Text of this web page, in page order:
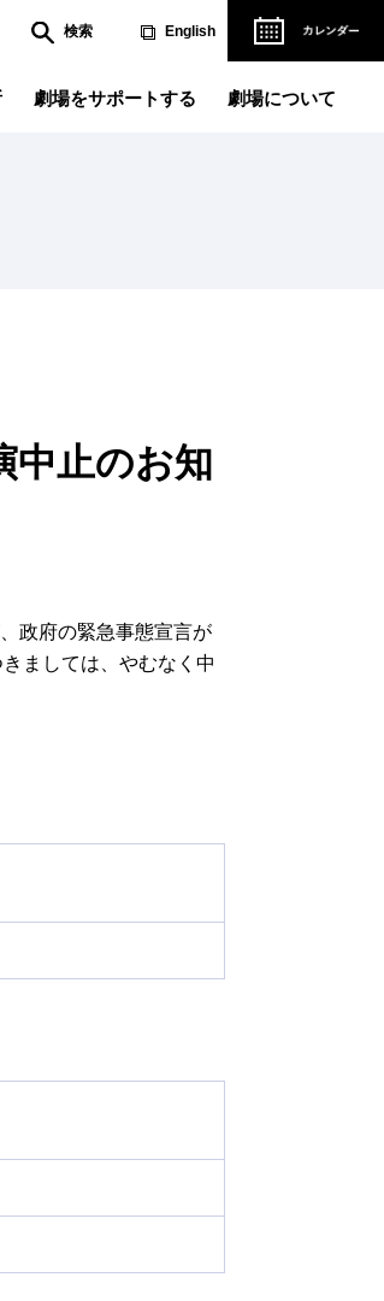
検索 English
劇場をサポートする 劇場について
中止のお知
政府の緊急事態宣言が
ましては、やむなく中